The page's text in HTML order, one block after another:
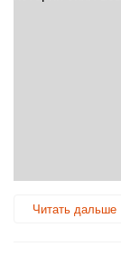
Читать дальше